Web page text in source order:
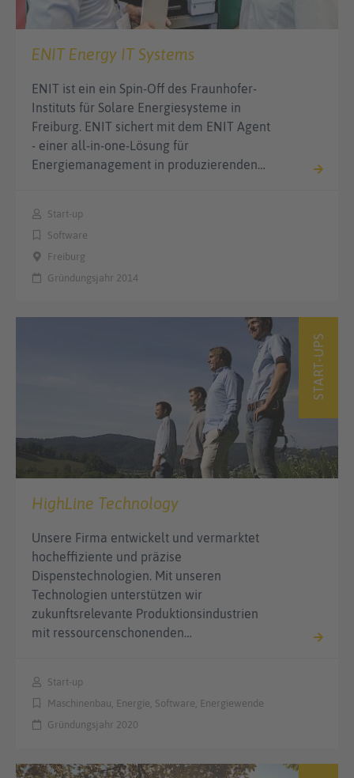
ENIT Energy IT Systems
ENIT ist ein ein Spin-Off des Fraunhofer-
Instituts für Solare Energiesysteme in
Freiburg. ENIT sichert mit dem ENIT Agent
- einer all-in-one-Lösung für
Energiemanagement in produzierenden…
Start-up
Software
Freiburg
Gründungsjahr 2014
START-UPS
HighLine Technology
Unsere Firma entwickelt und vermarktet
hocheffiziente und präzise
Dispenstechnologien. Mit unseren
Technologien unterstützen wir
zukunftsrelevante Produktionsindustrien
mit ressourcenschonenden…
Start-up
Maschinenbau, Energie, Software, Energiewende
Gründungsjahr 2020